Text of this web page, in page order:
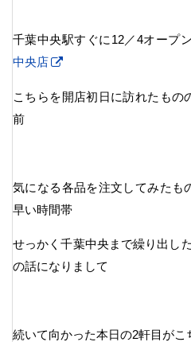
千葉中央駅すぐに12／4オープ
中央店
こちらを開店初日に訪れたもの
前
気になる各品を注文してみたも
早い時間帯
せっかく千葉中央まで繰り出し
の話になりまして
続いて向かった本日の2軒目がこ